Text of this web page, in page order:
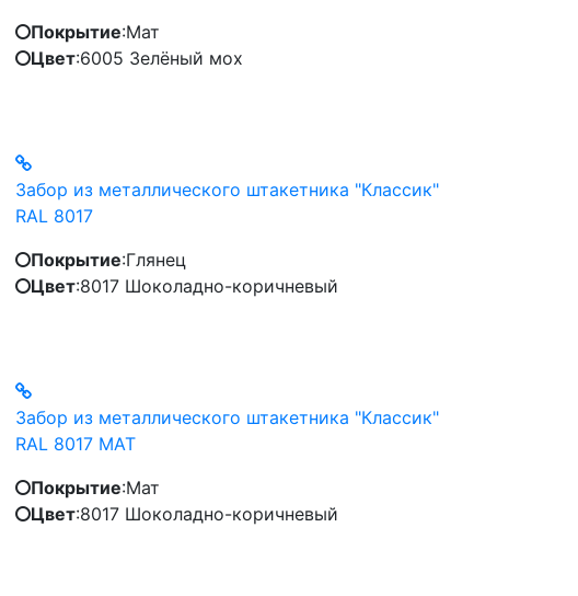
Покрытие:Мат
Цвет:6005 Зелёный мох
Забор из металлического штакетника "Классик"
RAL 8017
Покрытие:Глянец
Цвет:8017 Шоколадно-коричневый
Забор из металлического штакетника "Классик"
RAL 8017 МАТ
Покрытие:Мат
Цвет:8017 Шоколадно-коричневый